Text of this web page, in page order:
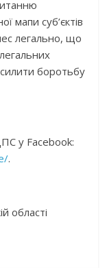
мапи суб’єктів
легально, що
боротьбу
у Facebook:
.
області